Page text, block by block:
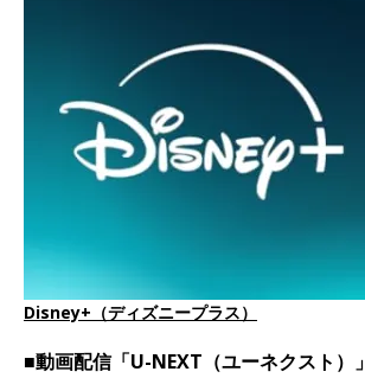
Disney+（ディズニープラス）
■動画配信「U-NEXT（ユーネクスト）」